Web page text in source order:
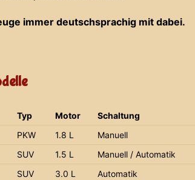
immer deutschsprachig mit dabei.
Typ Motor
Schaltung
PKW 1.8 L
Manuell
SUV 1.5 L
Manuell / Automatik
SUV 3.0 L
Automatik